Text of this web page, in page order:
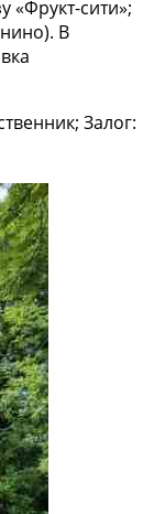
«Фрукт-cити»;
B
Залог: